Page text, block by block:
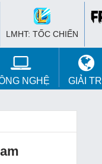
LMHT: TỐC CHIẾN
NGHỆ GIẢI TRÍ